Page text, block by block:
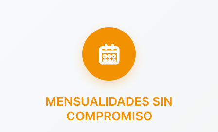
MENSUALIDADES SIN
COMPROMISO